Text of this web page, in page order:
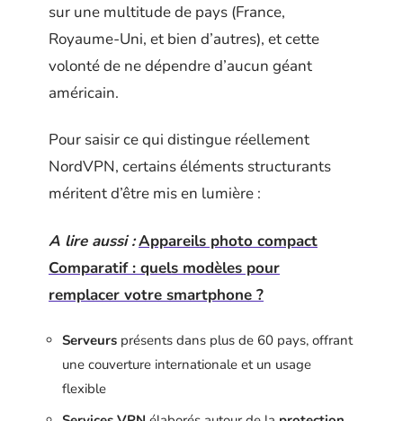
sur une multitude de pays (France,
Royaume-Uni, et bien d’autres), et cette
volonté de ne dépendre d’aucun géant
américain.
Pour saisir ce qui distingue réellement
NordVPN, certains éléments structurants
méritent d’être mis en lumière :
A lire aussi :Appareils photo compact
Comparatif : quels modèles pour
remplacer votre smartphone ?
Serveurs présents dans plus de 60 pays, offrant
une couverture internationale et un usage
flexible